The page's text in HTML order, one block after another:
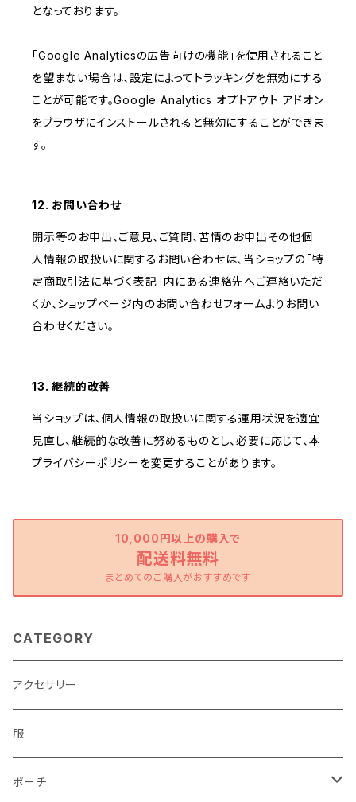
となっております。
「Google Analyticsの広告向けの機能」を使用されること
を望まない場合は、設定によってトラッキングを無効にする
ことが可能です。Google Analytics オプトアウト アドオン
をブラウザにインストールされると無効にすることができま
す。
12. お問い合わせ
開示等のお申出、ご意見、ご質問、苦情のお申出その他個
人情報の取扱いに関するお問い合わせは、当ショップの「特
定商取引法に基づく表記」内にある連絡先へご連絡いただ
くか、ショップページ内のお問い合わせフォームよりお問い
合わせください。
13. 継続的改善
当ショップは、個人情報の取扱いに関する運用状況を適宜
見直し、継続的な改善に努めるものとし、必要に応じて、本
プライバシーポリシーを変更することがあります。
10,000円以上の購入で
配送料無料
まとめてのご購入がおすすめです
CATEGORY
アクセサリー
服
ポーチ